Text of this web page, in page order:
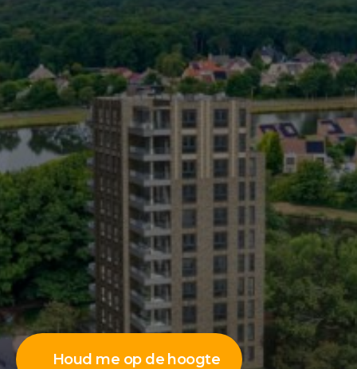
Houd me op de hoogte